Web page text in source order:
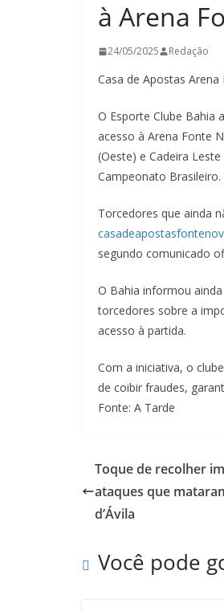
à Arena
24/05/2025 Redação
Casa de Apostas
O Esporte Clube Bahia
acesso à Arena Fonte
(Oeste) e Cadeira
Campeonato Brasileiro.
Torcedores que ainda
segundo comunicado
O Bahia informou
torcedores sobre a
acesso à partida.
Com a iniciativa, o
de coibir fraudes,
Fonte: A Tarde
Toque de recolher
ataques que
d’Ávila
Você pode